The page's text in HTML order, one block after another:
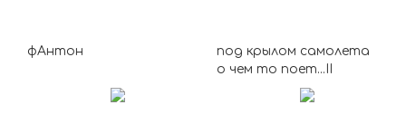
фАнтон
под крылом самолета
о чем то поет...II